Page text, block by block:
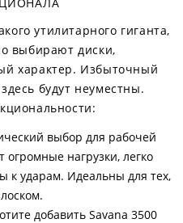
утилитарного гиганта,
выбирают диски,
характер. Избыточный
будут неуместны.
выбор для рабочей
нагрузки, легко
к ударам. Идеальны для тех,
добавить Savana 3500